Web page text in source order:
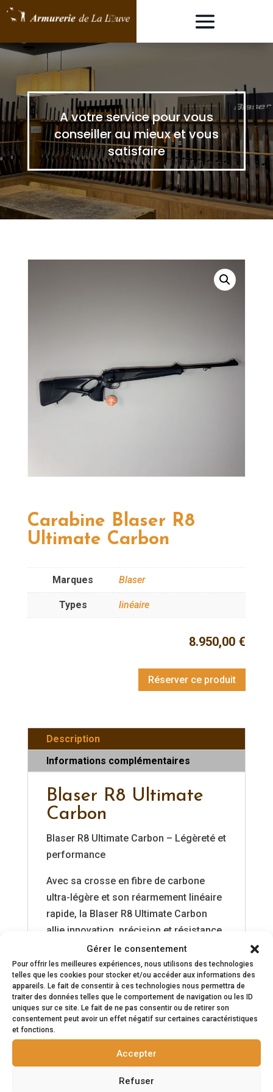
Gérer le consentement
Pour offrir les meilleures expériences, nous utilisons des technologies
telles que les cookies pour stocker et/ou accéder aux informations des
appareils. Le fait de consentir à ces technologies nous permettra de
traiter des données telles que le comportement de navigation ou les ID
uniques sur ce site. Le fait de ne pas consentir ou de retirer son
consentement peut avoir un effet négatif sur certaines caractéristiques
et fonctions.
Accepter
Refuser
A votre service pour vous
conseiller au mieux et vous
satisfaire
Carabine Blaser R8
Ultimate Carbon
Marques Blaser
Types linéaire
8.950,00 €
Réserver ce produit
Description
Informations complémentaires
Blaser R8 Ultimate
Carbon
Blaser R8 Ultimate Carbon – Légèreté et
performance
Avec sa crosse en fibre de carbone
ultra-légère et son réarmement linéaire
rapide, la Blaser R8 Ultimate Carbon
allie innovation, précision et résistance.
Conçue pour les chasseurs exigeants,
elle offre un confort inégalé et une
maniabilité parfaite.
Blaser R8 – L’excellence sans
compromis.
Canon fluté, interchangeable, fileté et
sans organes de visée
Rechargement linéaire
Armeur séparé